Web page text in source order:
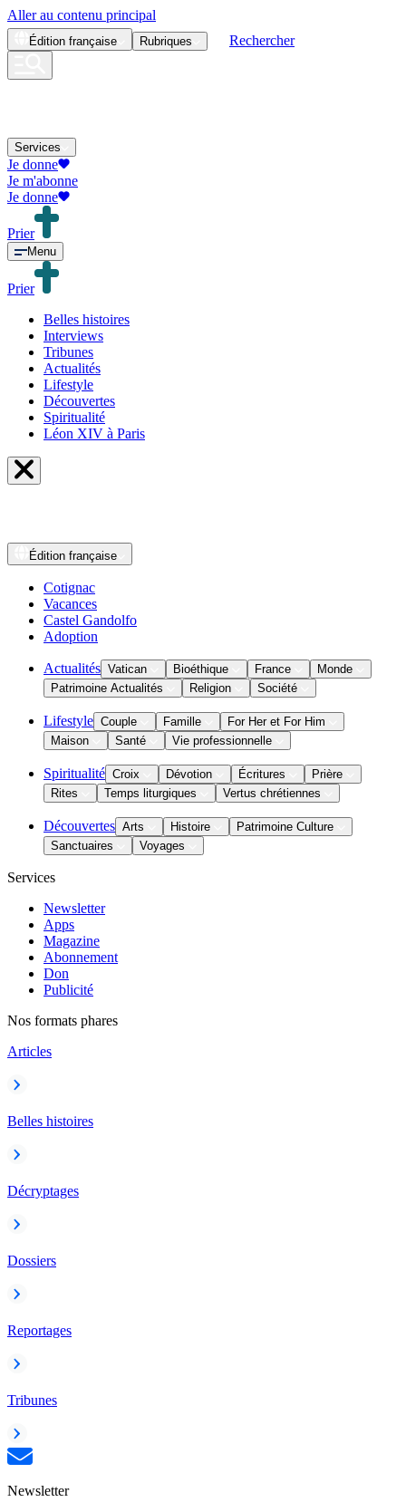
Aller au contenu principal
Édition française Rubriques Rechercher
Services
Je donne
Je m'abonne
Je donne
Prier
Menu
Prier
Belles histoires
Interviews
Tribunes
Actualités
Lifestyle
Découvertes
Spiritualité
Léon XIV à Paris
Édition française
Cotignac
Vacances
Castel Gandolfo
Adoption
Actualités Vatican Bioéthique France
Monde
Patrimoine Actualités
Religion Société
Lifestyle Couple Famille
For Her et For Him
Maison
Santé Vie professionnelle
Spiritualité Croix Dévotion Écritures
Prière
Rites
Temps liturgiques Vertus chrétiennes
Découvertes Arts Histoire
Patrimoine Culture
Sanctuaires
Voyages
Services
Newsletter
Apps
Magazine
Abonnement
Don
Publicité
Nos formats phares
Articles
Belles histoires
Décryptages
Dossiers
Reportages
Tribunes
Newsletter